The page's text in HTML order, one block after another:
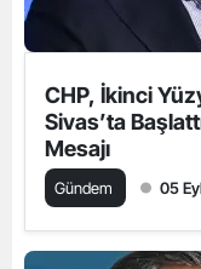
CHP, İkinci
Sivas’ta
Mesajı
Gündem 05